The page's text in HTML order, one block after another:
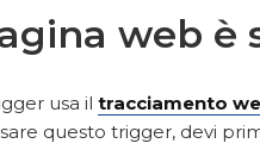
web è
usa il tracciamento
questo trigger, devi